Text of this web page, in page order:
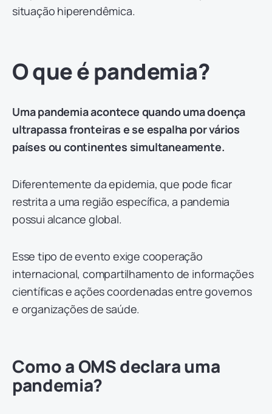
situação hiperendêmica.
O que é pandemia?
Uma pandemia acontece quando uma doença
ultrapassa fronteiras e se espalha por vários
países ou continentes simultaneamente.
Diferentemente da epidemia, que pode ficar
restrita a uma região específica, a pandemia
possui alcance global.
Esse tipo de evento exige cooperação
internacional, compartilhamento de informações
científicas e ações coordenadas entre governos
e organizações de saúde.
Como a OMS declara uma
pandemia?